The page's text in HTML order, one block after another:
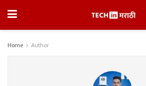
Home Author